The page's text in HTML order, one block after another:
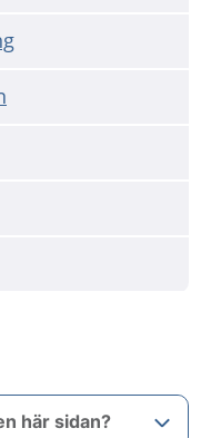
här sidan?